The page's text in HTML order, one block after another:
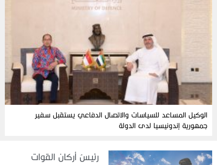
الوكيل المساعد للسياسات والاتصال الدفاعي يستقبل سفير
جمهورية إندونيسيا لدى الدولة
رئيسُ أركان القوات